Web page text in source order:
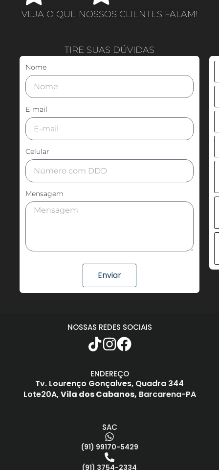
VEJA O QUE NOSSOS CLIENTES FALAM!
TIRE SUAS DÚVIDAS
Nome
E-mail
Celular
Mensagem
Enviar
SAC
(91) 99170-5429
(91) 3754-2334
ENDEREÇO
Tv. Lourenço Gonçalves, Quadra 344
Lote20A,Vila dos Cabanos, Barcarena-PA
NOSSAS REDES SOCIAIS